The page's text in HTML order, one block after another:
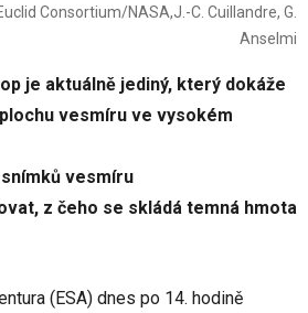
Consortium/NASA,J.-C. Cuillandre, G.
Anselmi
je aktuálně jediný, který dokáže
vesmíru ve vysokém
snímků vesmíru
z čeho se skládá temná hmota
(ESA) dnes po 14. hodině